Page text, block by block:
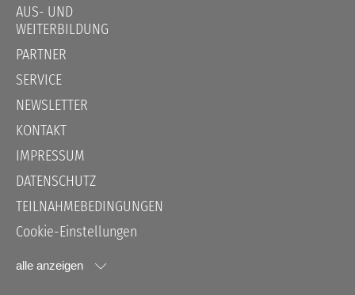
alle anzeigen
AUS- UND
WEITERBILDUNG
PARTNER
SERVICE
NEWSLETTER
KONTAKT
IMPRESSUM
DATENSCHUTZ
TEILNAHMEBEDINGUNGEN
Cookie-Einstellungen